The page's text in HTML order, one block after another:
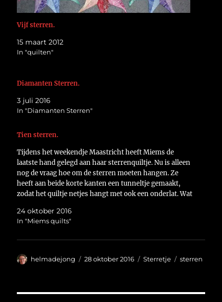
Vijf sterren.
15 maart 2012
In "quilten"
Diamanten Sterren.
3 juli 2016
In "Diamanten Sterren"
Tien sterren.
Tijdens het weekendje Maastricht heeft Miems de
laatste hand gelegd aan haar sterrenquiltje. Nu is alleen
nog de vraag hoe om de sterren moeten hangen. Ze
heeft aan beide korte kanten een tunneltje gemaakt,
zodat het quiltje netjes hangt met ook een onderlat. Wat
24 oktober 2016
In "Miems quilts"
Auteur
helmadejong
Geplaatst
28 oktober 2016 Categorieën
Sterretje Tags
sterren